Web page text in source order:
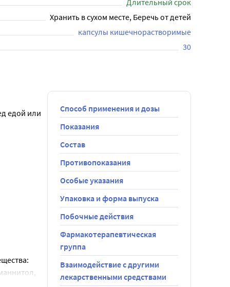
Длительный срок
Хранить в сухом месте, Беречь от детей
капсулы кишечнорастворимые
30
едой или
8 недель.
назначают
1 г,
раза в
Способ применения и дозы
Показания
Состав
Противопоказания
Особые указания
Упаковка и форма выпуска
Побочные действия
Фармакотерапевтическая
группа
Взаимодействие с другими
лекарственными средствами